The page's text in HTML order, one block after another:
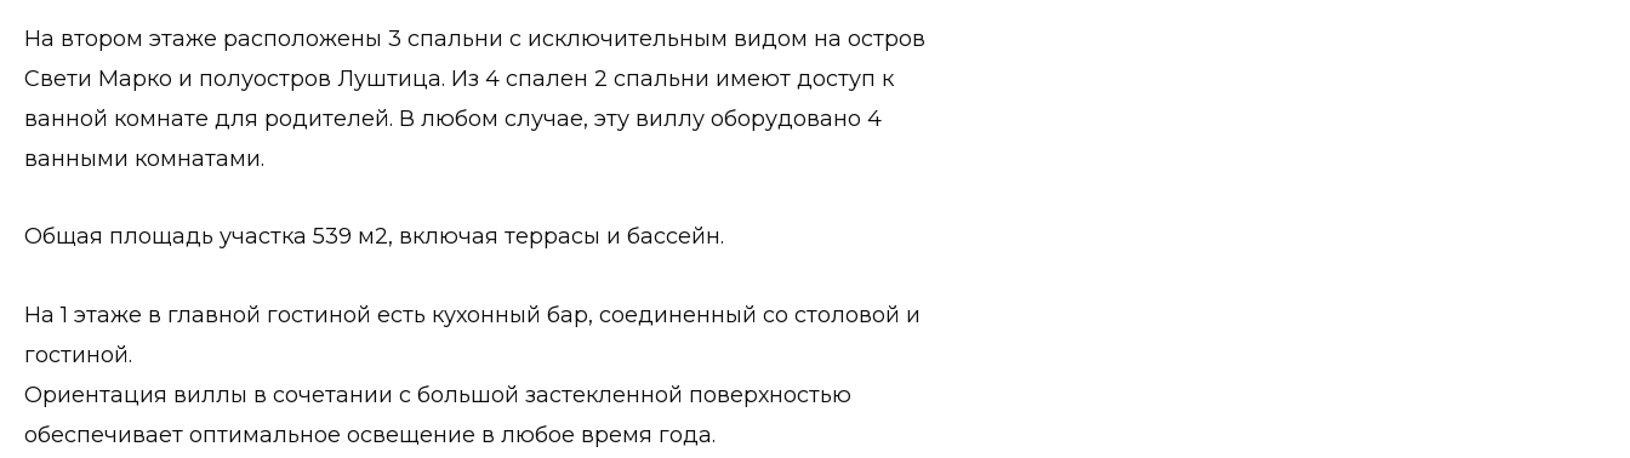
На втором этаже расположены 3 спальни с исключительным видом на остров
Свети Марко и полуостров Луштица. Из 4 спален 2 спальни имеют доступ к
ванной комнате для родителей. В любом случае, эту виллу оборудовано 4
ванными комнатами.
Общая площадь участка 539 м2, включая террасы и бассейн.
На 1 этаже в главной гостиной есть кухонный бар, соединенный со столовой и
гостиной.
Ориентация виллы в сочетании с большой застекленной поверхностью
обеспечивает оптимальное освещение в любое время года.